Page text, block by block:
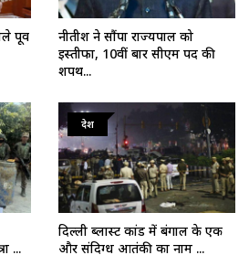
पूर्व
नीतीश ने सौंपा राज्यपाल को
इस्तीफा, 10वीं बार सीएम पद की
शपथ...
...
देश
दिल्ली ब्लास्ट कांड में बंगाल के एक
और संदिग्ध आतंकी का नाम ...